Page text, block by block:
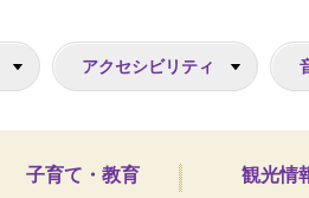
アクセシビリティ
子育て・教育 観光情